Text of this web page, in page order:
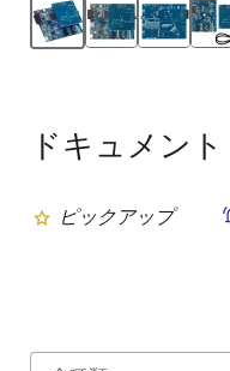
ドキュメント
ピックアップ